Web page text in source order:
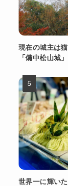
現在の城主は
「備中松山城
世界一に輝い